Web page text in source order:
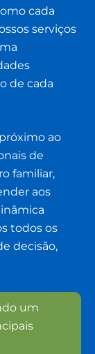
cada
serviços
de cada
ao
de
familiar,
aos
todos os
decisão,
um